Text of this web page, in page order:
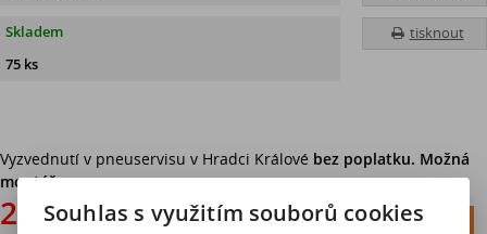
tisknout
Skladem
75 ks
Vyzvednutí v pneuservisu v Hradci Králové bez poplatku. Možná
montáž.
2 396 Kč

Souhlas s využitím souborů cookies